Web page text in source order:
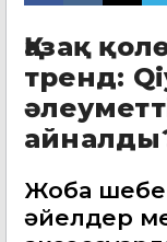
Қазақ
тренд:
Жоба
әйелдер